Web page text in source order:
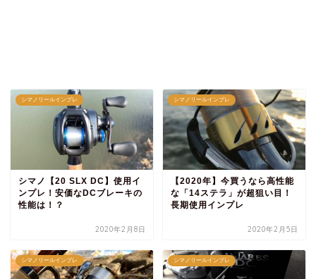
シマノリールインプレ
シマノ【20 SLX DC】使用イ
ンプレ！安価なDCブレーキの
性能は！？
2020年2月8日
シマノリールインプレ
【2020年】今買うなら高性能
な「14ステラ」が超狙い目！
長期使用インプレ
2020年2月5日
シマノリールインプレ シマノリールインプレ